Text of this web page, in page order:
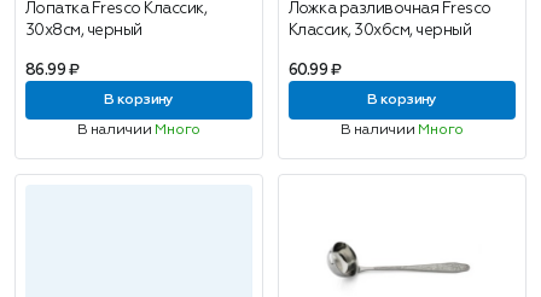
Лопатка Fresco Классик,
30x8см, черный
86.99 ₽
В корзину
В наличии Много
Ложка разливочная Fresco
Классик, 30x6см, черный
60.99 ₽
В корзину
В наличии Много